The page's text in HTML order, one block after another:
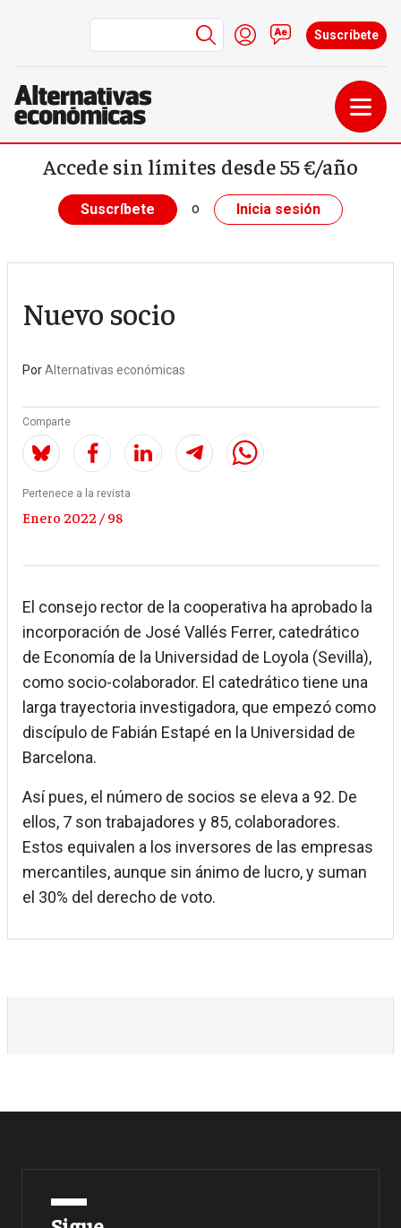
Pasar al contenido principal
Menú de cuenta de
Iniciar sesión
Contacto
Suscríbete
Accede sin límites desde 55 €/año
Suscríbete o Inicia sesión
Nuevo socio
PorAlternativas económicas
Comparte
Pertenece a la revista
Enero 2022 / 98
El consejo rector de la cooperativa ha aprobado la
incorporación de José Vallés Ferrer, catedrático
de Economía de la Universidad de Loyola (Sevilla),
como socio-colaborador. El catedrático tiene una
larga trayectoria investigadora, que empezó como
discípulo de Fabián Estapé en la Universidad de
Barcelona.
Así pues, el número de socios se eleva a 92. De
ellos, 7 son trabajadores y 85, colaboradores.
Estos equivalen a los inversores de las empresas
mercantiles, aunque sin ánimo de lucro, y suman
el 30% del derecho de voto.